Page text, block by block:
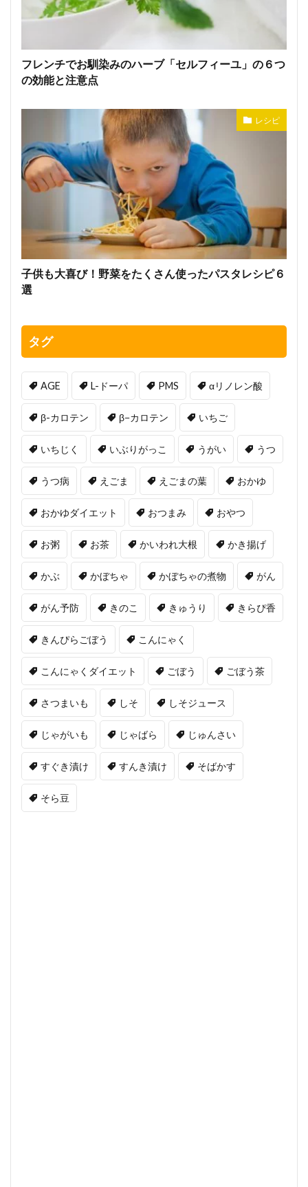
フレンチでお馴染みのハーブ「セルフィーユ」の６つ
の効能と注意点
レシピ
子供も大喜び！野菜をたくさん使ったパスタレシピ６
選
タグ
AGE L-ドーパ PMS αリノレン酸
β-カロテン β−カロテン いちご
いちじく いぶりがっこ うがい うつ
うつ病 えごま えごまの葉 おかゆ
おかゆダイエット おつまみ おやつ
お粥 お茶 かいわれ大根 かき揚げ
かぶ かぼちゃ かぼちゃの煮物 がん
がん予防 きのこ きゅうり きらぴ香
きんぴらごぼう こんにゃく
こんにゃくダイエット ごぼう ごぼう茶
さつまいも しそ しそジュース
じゃがいも じゃばら じゅんさい
すぐき漬け すんき漬け そばかす
そら豆